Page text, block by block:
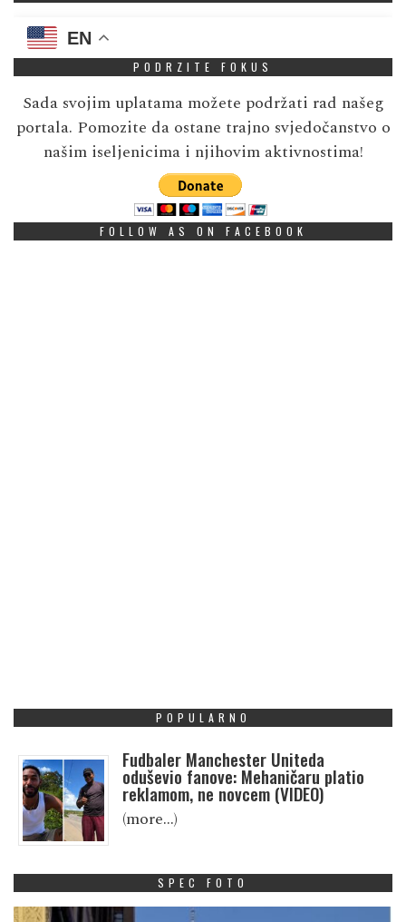
EN
PODRZITE FOKUS
Sada svojim uplatama možete podržati rad našeg
portala. Pomozite da ostane trajno svjedočanstvo o
našim iseljenicima i njihovim aktivnostima!
FOLLOW AS ON FACEBOOK
POPULARNO
Fudbaler Manchester Uniteda
oduševio fanove: Mehaničaru platio
reklamom, ne novcem (VIDEO)
(more…)
SPEC FOTO